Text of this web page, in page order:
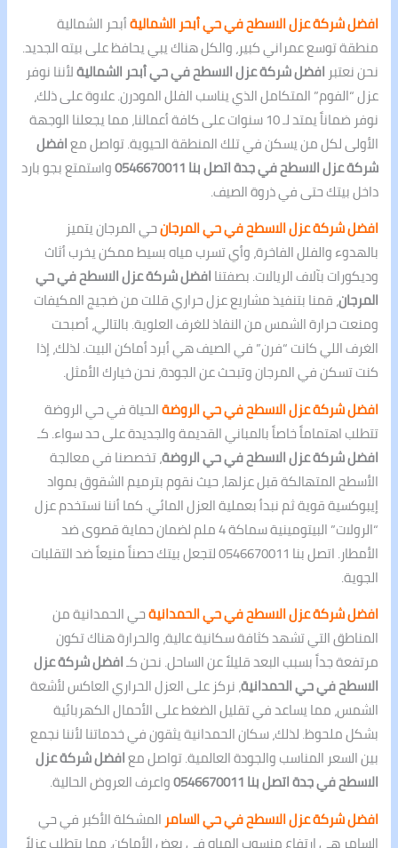
افضل شركة عزل الاسطح في حي أبحر الشماليةأبحر الشمالية
منطقة توسع عمراني كبير، والكل هناك يبي يحافظ على بيته الجديد.
نحن نعتبر افضل شركة عزل الاسطح في حي أبحر الشماليةلأننا نوفر
عزل “الفوم” المتكامل الذي يناسب الفلل المودرن. علاوة على ذلك،
نوفر ضماناً يمتد لـ 10 سنوات على كافة أعمالنا، مما يجعلنا الوجهة
الأولى لكل من يسكن في تلك المنطقة الحيوية. تواصل معافضل
شركة عزل الاسطح في جدة اتصل بنا 0546670011
واستمتع بجو بارد
داخل بيتك حتى في ذروة الصيف.
افضل شركة عزل الاسطح في حي المرجانحي المرجان يتميز
بالهدوء والفلل الفاخرة، وأي تسرب مياه بسيط ممكن يخرب أثاث
وديكورات بآلاف الريالات. بصفتناافضل شركة عزل الاسطح في حي
المرجان، قمنا بتنفيذ مشاريع عزل حراري قللت من ضجيج المكيفات
ومنعت حرارة الشمس من النفاذ للغرف العلوية. بالتالي، أصبحت
الغرف اللي كانت “فرن” في الصيف هي أبرد أماكن البيت. لذلك، إذا
كنت تسكن في المرجان وتبحث عن الجودة، نحن خيارك الأمثل.
افضل شركة عزل الاسطح في حي الروضةالحياة في حي الروضة
تتطلب اهتماماً خاصاً بالمباني القديمة والجديدة على حد سواء. كـ
افضل شركة عزل الاسطح في حي الروضة، تخصصنا في معالجة
الأسطح المتهالكة قبل عزلها، حيث نقوم بترميم الشقوق بمواد
إيبوكسية قوية ثم نبدأ بعملية العزل المائي. كما أننا نستخدم عزل
“الرولات” البيتومينية سماكة 4 ملم لضمان حماية قصوى ضد
الأمطار. اتصل بنا 0546670011 لتجعل بيتك حصناً منيعاً ضد التقلبات
الجوية.
افضل شركة عزل الاسطح في حي الحمدانيةحي الحمدانية من
المناطق التي تشهد كثافة سكانية عالية، والحرارة هناك تكون
مرتفعة جداً بسبب البعد قليلاً عن الساحل. نحن كـافضل شركة عزل
الاسطح في حي الحمدانية، نركز على العزل الحراري العاكس لأشعة
الشمس، مما يساعد في تقليل الضغط على الأحمال الكهربائية
بشكل ملحوظ. لذلك، سكان الحمدانية يثقون في خدماتنا لأننا نجمع
بين السعر المناسب والجودة العالمية. تواصل معافضل شركة عزل
الاسطح في جدة اتصل بنا 0546670011
واعرف العروض الحالية.
افضل شركة عزل الاسطح في حي السامر المشكلة الأكبر في حي
السامر هي ارتفاع منسوب المياه في بعض الأماكن، مما يتطلب عزلاً